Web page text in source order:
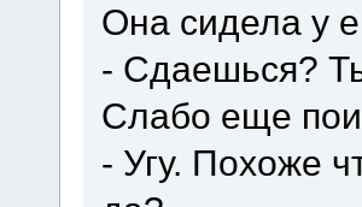
Она сидела у
- Сдаешься?
Слабо еще
- Угу. Похоже